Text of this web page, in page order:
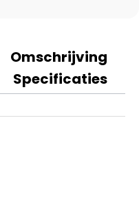
Omschrijving
Specificaties